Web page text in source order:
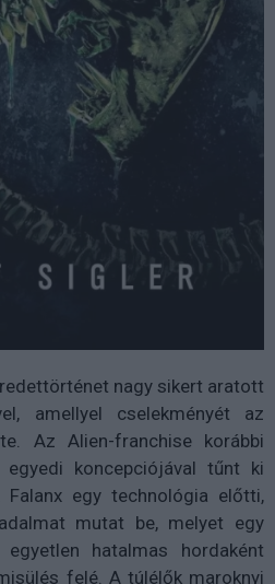
nagy sikert aratott
amellyel cselekményét az
Az Alien-franchise korábbi
koncepciójával tűnt ki
egy technológia előtti,
mutat be, melyet egy
hatalmas hordaként
felé. A túlélők maroknyi